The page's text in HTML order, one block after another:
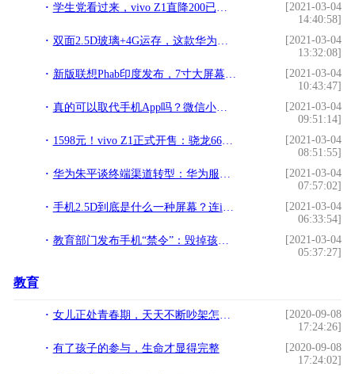
学生党看过来，vivo Z1直降200已到底价可以下手了!
[2021-03-04
14:40:58]
双面2.5D玻璃+4G运存，这款华为手机官方售价现已降至1699!
[2021-03-04
13:32:08]
新版联想Phab印度发布，7寸大屏幕就是要任性到底!
[2021-03-04
10:43:47]
真的可以取代手机App吗？微信小程序体验!
[2021-03-04
09:51:14]
1598元！vivo Z1正式开售：骁龙660AIE+异形全面屏!
[2021-03-04
08:51:55]
华为朱平谈终端渠道转型：华为服务店已覆盖全国90%以上县!
[2021-03-04
07:57:02]
手机2.5D到底是什么一种屏幕？连iPhone8也要用到吗？!
[2021-03-04
06:33:54]
教育部门发布手机“禁令”：毁掉孩子成绩的方式，就是给他部手机!
[2021-03-04
05:37:27]
教育
女儿正处青春期，天天不断吵架怎么办？用对方法，轻松化解
[2020-09-08
17:24:26]
有了孩子的参与，生命才显得完整
[2020-09-08
17:24:02]